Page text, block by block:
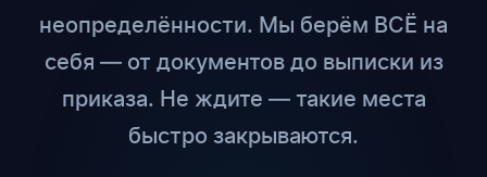
неопределённости. Мы берём ВСЁ на
себя — от документов до выписки из
приказа. Не ждите — такие места
быстро закрываются.